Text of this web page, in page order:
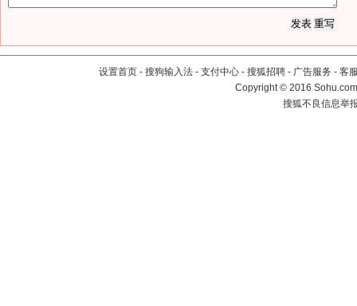
设置首页 - 搜狗输入法 - 支付中心 - 搜狐招聘 - 广告服务 - 客
Copyright©2016
搜狐不良信息举